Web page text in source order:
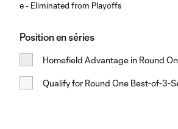
e - Eliminated from Playoffs
Position en séries
Homefield Advantage in Round
Qualify for Round One Best-of-3-